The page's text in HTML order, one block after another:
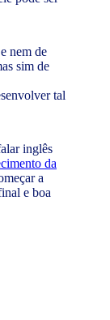
nem de
sim de
tal
inglês
da
a
e boa